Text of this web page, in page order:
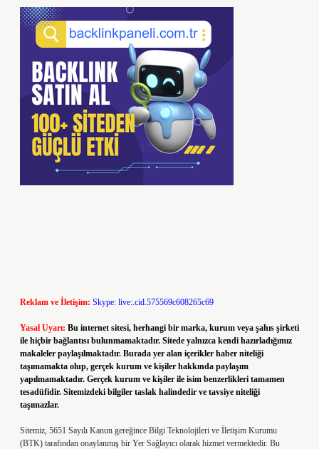
Reklam ve İletişim: Skype: live:.cid.575569c608265c69
Yasal Uyarı: Bu internet sitesi, herhangi bir marka, kurum veya şahıs şirketi
ile hiçbir bağlantısı bulunmamaktadır. Sitede yalnızca kendi hazırladığımız
makaleler paylaşılmaktadır. Burada yer alan içerikler haber niteliği
taşımamakta olup, gerçek kurum ve kişiler hakkında paylaşım
yapılmamaktadır. Gerçek kurum ve kişiler ile isim benzerlikleri tamamen
tesadüfidir. Sitemizdeki bilgiler taslak halindedir ve tavsiye niteliği
taşımazlar.
Sitemiz, 5651 Sayılı Kanun gereğince Bilgi Teknolojileri ve İletişim Kurumu
(BTK) tarafından onaylanmış bir Yer Sağlayıcı olarak hizmet vermektedir. Bu